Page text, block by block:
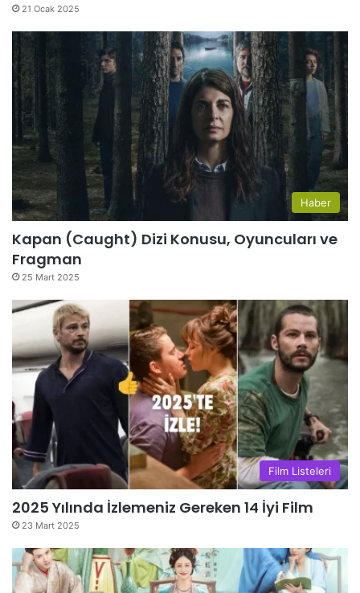
21 Ocak 2025
Haber
Kapan (Caught) Dizi Konusu, Oyuncuları ve
Fragman
25 Mart 2025
Film Listeleri
2025 Yılında İzlemeniz Gereken 14 İyi Film
23 Mart 2025